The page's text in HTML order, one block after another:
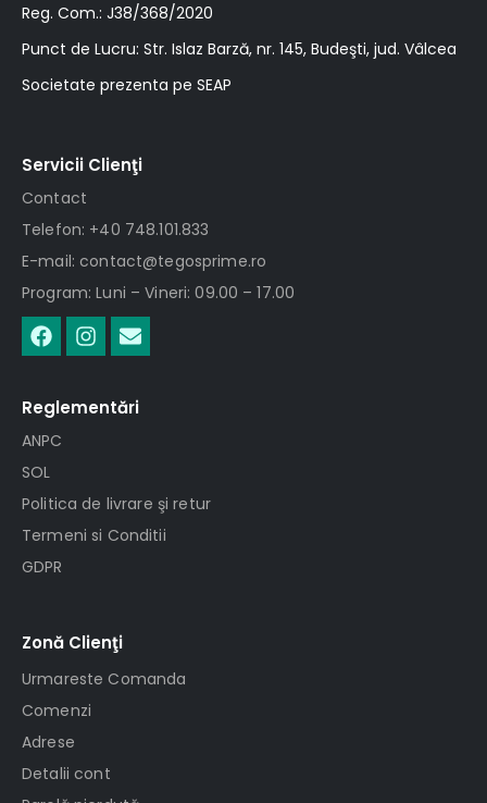
Reg. Com.: J38/368/2020
Punct de Lucru: Str. Islaz Barză, nr. 145, Budeşti, jud. Vâlcea
Societate prezenta pe SEAP
Servicii Clienţi
Contact
Telefon: +40 748.101.833
E-mail: contact@tegosprime.ro
Program: Luni – Vineri: 09.00 – 17.00
Reglementări
ANPC
SOL
Politica de livrare şi retur
Termeni si Conditii
GDPR
Zonă Clienţi
Urmareste Comanda
Comenzi
Adrese
Detalii cont